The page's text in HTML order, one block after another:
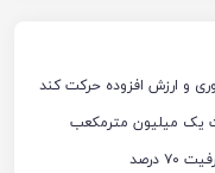
و ارزش افزوده حرکت کند
یک میلیون مترمکعب
درصد